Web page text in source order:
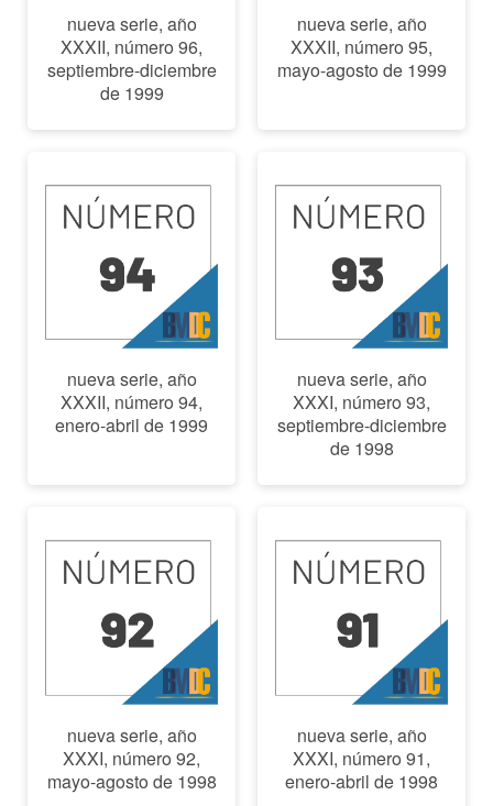
nueva serie, año
XXXII, número 96,
septiembre-diciembre
de 1999
nueva serie, año
XXXII, número 95,
mayo-agosto de 1999
nueva serie, año
XXXII, número 94,
enero-abril de 1999
nueva serie, año
XXXI, número 93,
septiembre-diciembre
de 1998
nueva serie, año
XXXI, número 92,
mayo-agosto de 1998
nueva serie, año
XXXI, número 91,
enero-abril de 1998